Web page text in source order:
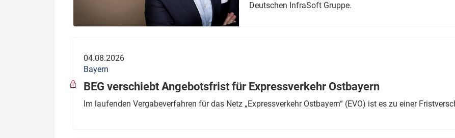
Deutschen InfraSoft Gruppe.
04.08.2026
Bayern
BEG verschiebt Angebotsfrist für Expressverkehr Ostbayern
Im laufenden Vergabeverfahren für das Netz „Expressverkehr Ostbayern“ (EVO) ist es zu einer